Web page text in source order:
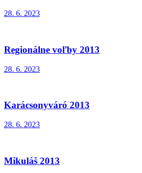
28. 6. 2023
Regionálne voľby 2013
28. 6. 2023
Karácsonyváró 2013
28. 6. 2023
Mikuláš 2013